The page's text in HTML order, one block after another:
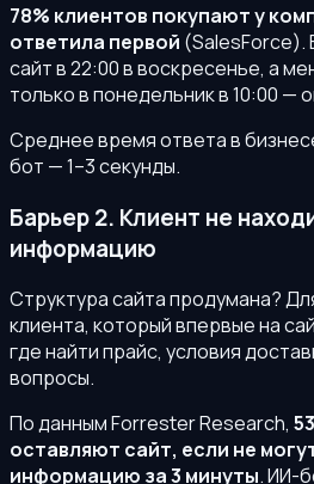
78% клиентов покупают у
ответила первой (SalesForce).
сайт в 22:00 в воскресенье, а
только в понедельник в 10:00 —
Среднее время ответа в
бот — 1–3 секунды.
Барьер 2. Клиент не
информацию
Структура сайта продумана?
клиента, который впервые на
где найти прайс, условия
вопросы.
По данным Forrester Research,
оставляют сайт, если не
информацию за 3 минуты. ИИ-